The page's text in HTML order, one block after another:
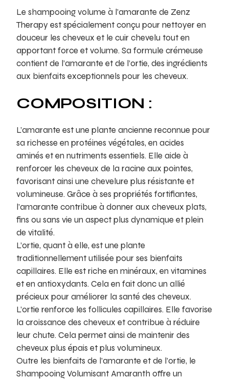
Le shampooing volume à l’amarante de Zenz
Therapy est spécialement conçu pour nettoyer en
douceur les cheveux et le cuir chevelu tout en
apportant force et volume. Sa formule crémeuse
contient de l’amarante et de l’ortie, des ingrédients
aux bienfaits exceptionnels pour les cheveux.
COMPOSITION :
L’amarante est une plante ancienne reconnue pour
sa richesse en protéines végétales, en acides
aminés et en nutriments essentiels. Elle aide à
renforcer les cheveux de la racine aux pointes,
favorisant ainsi une chevelure plus résistante et
volumineuse. Grâce à ses propriétés fortifiantes,
l’amarante contribue à donner aux cheveux plats,
fins ou sans vie un aspect plus dynamique et plein
de vitalité.
L’ortie, quant à elle, est une plante
traditionnellement utilisée pour ses bienfaits
capillaires. Elle est riche en minéraux, en vitamines
et en antioxydants. Cela en fait donc un allié
précieux pour améliorer la santé des cheveux.
L’ortie renforce les follicules capillaires. Elle favorise
la croissance des cheveux et contribue à réduire
leur chute. Cela permet ainsi de maintenir des
cheveux plus épais et plus volumineux.
Outre les bienfaits de l’amarante et de l’ortie, le
Shampooing Volumisant Amaranth offre un